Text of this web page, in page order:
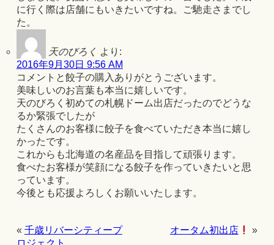
に行く際は店舗にもいきたいですね。ご馳走さまでし
た。
天のびろく より:
2016年9月30日 9:56 AM
コメントと餃子の購入ありがとうございます。
美味しいのお言葉も本当に嬉しいです。
天のびろく初めての札幌ドーム出店だったのでどうな
るか緊張でしたが
たくさんのお客様に餃子を食べていただき本当に嬉し
かったです。
これからも北海道の名産品を目指して頑張ります。
食べたお客様が笑顔になる餃子を作っていきたいと思
っています。
今後とも応援よろしくお願いいたします。
« 千歳リバーシティープ
オータム初出店 »